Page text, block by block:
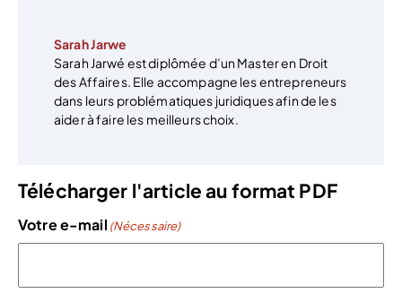
Sarah Jarwe
Sarah Jarwé est diplômée d’un Master en Droit
des Affaires. Elle accompagne les entrepreneurs
dans leurs problématiques juridiques afin de les
aider à faire les meilleurs choix.
Télécharger l'article au format PDF
Votre e-mail (Nécessaire)